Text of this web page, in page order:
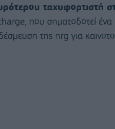
ταχυφορτιστή
που σηματοδοτεί
της nrg για